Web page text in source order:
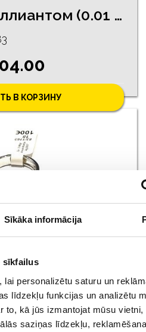
Sīkāka informācija
sīkfailus
personalizētu saturu un
līdzekļu funkcijas un analizētu
to, kā jūs izmantojat mūsu
saziņas līdzekļu,
Kольцо c бриллиантом (0.01 ct), тигровым глазом 306/1245
В КОРЗИНУ
83/1165